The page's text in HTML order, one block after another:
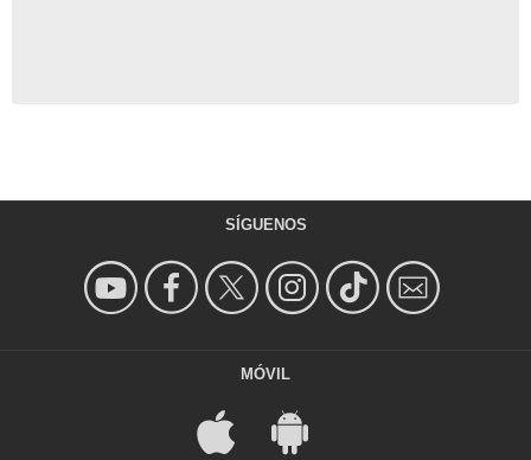
SÍGUENOS
MÓVIL